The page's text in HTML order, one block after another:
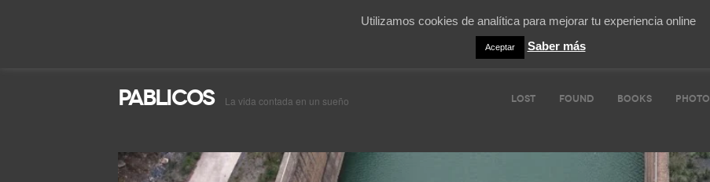
Pablicos La vida contada en un sueño LOST FOUND BOOKS PHOTO
Utilizamos cookies de analítica para mejorar tu experiencia online
Aceptar Saber más